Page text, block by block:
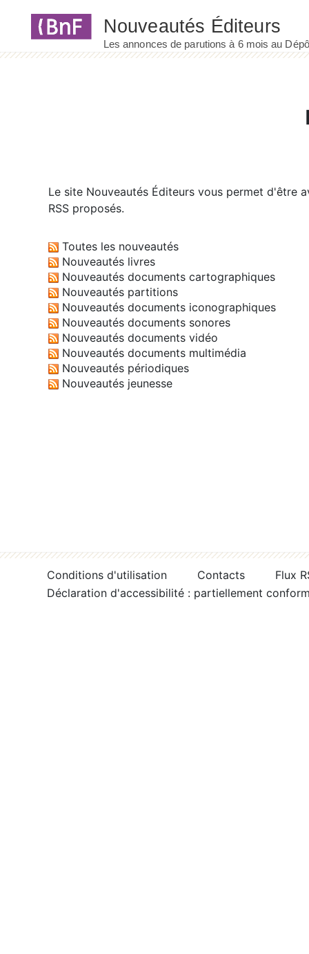
Le site Nouveautés Éditeurs vous permet d'être
RSS proposés.
Toutes les nouveautés
Nouveautés livres
Nouveautés documents cartographiques
Nouveautés partitions
Nouveautés documents iconographiques
Nouveautés documents sonores
Nouveautés documents vidéo
Nouveautés documents multimédia
Nouveautés périodiques
Nouveautés jeunesse
Conditions d'utilisation Contacts
Flux
Déclaration d'accessibilité : partiellement